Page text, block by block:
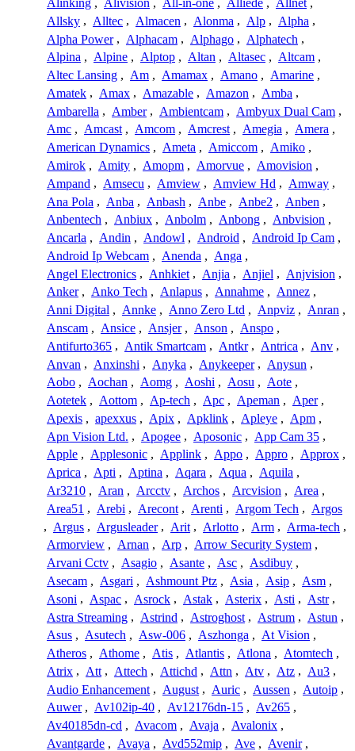
Alinking , Alivision , All-in-one , Alliede , Allnet ,
Allsky , Alltec , Almacen , Alonma , Alp , Alpha ,
Alpha Power , Alphacam , Alphago , Alphatech ,
Alpina , Alpine , Alptop , Altan , Altasec , Altcam ,
Altec Lansing , Am , Amamax , Amano , Amarine ,
Amatek , Amax , Amazable , Amazon , Amba ,
Ambarella , Amber , Ambientcam , Ambyux Dual Cam ,
Amc , Amcast , Amcom , Amcrest , Amegia , Amera ,
American Dynamics , Ameta , Amiccom , Amiko ,
Amirok , Amity , Amopm , Amorvue , Amovision ,
Ampand , Amsecu , Amview , Amview Hd , Amway ,
Ana Pola , Anba , Anbash , Anbe , Anbe2 , Anben ,
Anbentech , Anbiux , Anbolm , Anbong , Anbvision ,
Ancarla , Andin , Andowl , Android , Android Ip Cam ,
Android Ip Webcam , Anenda , Anga ,
Angel Electronics , Anhkiet , Anjia , Anjiel , Anjvision ,
Anker , Anko Tech , Anlapus , Annahme , Annez ,
Anni Digital , Annke , Anno Zero Ltd , Anpviz , Anran ,
Anscam , Ansice , Ansjer , Anson , Anspo ,
Antifurto365 , Antik Smartcam , Antkr , Antrica , Anv ,
Anvan , Anxinshi , Anyka , Anykeeper , Anysun ,
Aobo , Aochan , Aomg , Aoshi , Aosu , Aote ,
Aotetek , Aottom , Ap-tech , Apc , Apeman , Aper ,
Apexis , apexxus , Apix , Apklink , Apleye , Apm ,
Apn Vision Ltd. , Apogee , Aposonic , App Cam 35 ,
Apple , Applesonic , Applink , Appo , Appro , Approx ,
Aprica , Apti , Aptina , Aqara , Aqua , Aquila ,
Ar3210 , Aran , Arcctv , Archos , Arcvision , Area ,
Area51 , Arebi , Arecont , Arenti , Argom Tech , Argos
, Argus , Argusleader , Arit , Arlotto , Arm , Arma-tech ,
Armorview , Arnan , Arp , Arrow Security System ,
Arvani Cctv , Asagio , Asante , Asc , Asdibuy ,
Asecam , Asgari , Ashmount Ptz , Asia , Asip , Asm ,
Asoni , Aspac , Asrock , Astak , Asterix , Asti , Astr ,
Astra Streaming , Astrind , Astroghost , Astrum , Astun ,
Asus , Asutech , Asw-006 , Aszhonga , At Vision ,
Atheros , Athome , Atis , Atlantis , Atlona , Atomtech ,
Atrix , Att , Attech , Attichd , Attn , Atv , Atz , Au3 ,
Audio Enhancement , August , Auric , Aussen , Autoip ,
Auwer , Av102ip-40 , Av12176dn-15 , Av265 ,
Av40185dn-cd , Avacom , Avaja , Avalonix ,
Avantgarde , Avaya , Avd552mip , Ave , Avenir ,